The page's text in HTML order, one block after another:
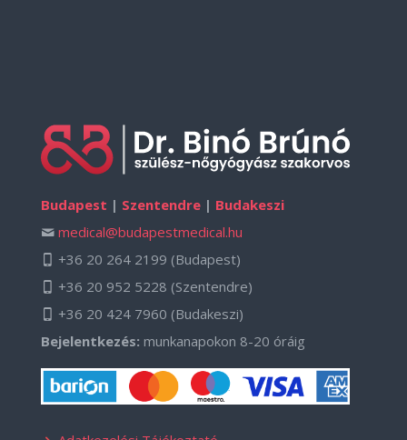
Budapest | Szentendre | Budakeszi
medical@budapestmedical.hu
+36 20 264 2199 (Budapest)
+36 20 952 5228 (Szentendre)
+36 20 424 7960 (Budakeszi)
Bejelentkezés: munkanapokon 8-20 óráig